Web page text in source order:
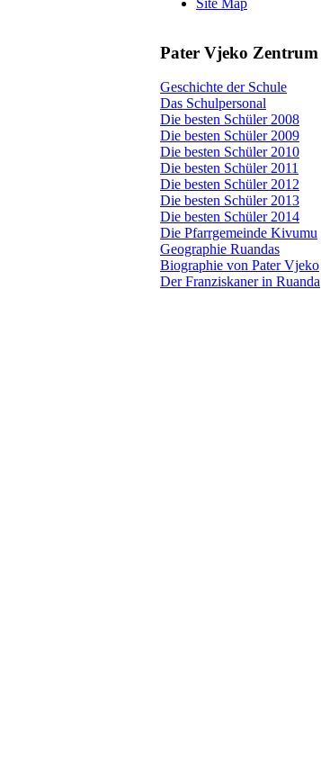
Site Map
Pater Vjeko Zentrum
Geschichte der Schule
Das Schulpersonal
Die besten Schüler 2008
Die besten Schüler 2009
Die besten Schüler 2010
Die besten Schüler 2011
Die besten Schüler 2012
Die besten Schüler 2013
Die besten Schüler 2014
Die Pfarrgemeinde Kivumu
Geographie Ruandas
Biographie von Pater Vjeko
Der Franziskaner in Ruanda